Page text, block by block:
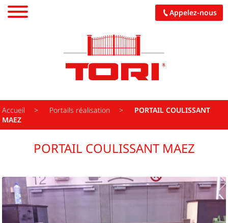
Appelez-nous
CARPORTS
PERGOLAS
GARAGES
PORCHES
CUISINES
Accueil Portails réalisation
PORTAIL COULISSANT
MAEZ
PORTAIL COULISSANT MAEZ